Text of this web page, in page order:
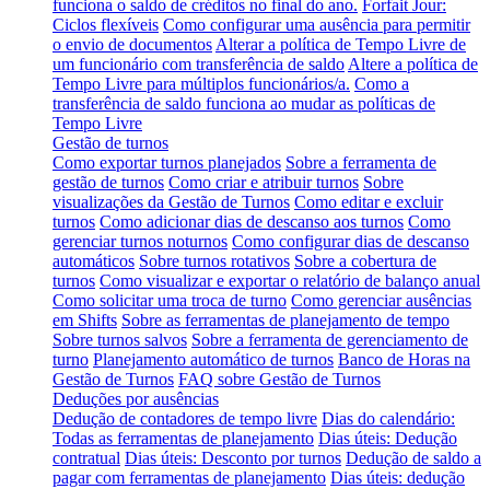
funciona o saldo de créditos no final do ano. Forfait Jour:
Ciclos flexíveis Como configurar uma ausência para permitir
o envio de documentos Alterar a política de Tempo Livre de
um funcionário com transferência de saldo Altere a política de
Tempo Livre para múltiplos funcionários/a. Como a
transferência de saldo funciona ao mudar as políticas de
Tempo Livre
Gestão de turnos
Como exportar turnos planejados Sobre a ferramenta de
gestão de turnos Como criar e atribuir turnos Sobre
visualizações da Gestão de Turnos Como editar e excluir
turnos Como adicionar dias de descanso aos turnos Como
gerenciar turnos noturnos Como configurar dias de descanso
automáticos Sobre turnos rotativos Sobre a cobertura de
turnos Como visualizar e exportar o relatório de balanço anual
Como solicitar uma troca de turno Como gerenciar ausências
em Shifts Sobre as ferramentas de planejamento de tempo
Sobre turnos salvos Sobre a ferramenta de gerenciamento de
turno Planejamento automático de turnos Banco de Horas na
Gestão de Turnos FAQ sobre Gestão de Turnos
Deduções por ausências
Dedução de contadores de tempo livre Dias do calendário:
Todas as ferramentas de planejamento Dias úteis: Dedução
contratual Dias úteis: Desconto por turnos Dedução de saldo a
pagar com ferramentas de planejamento Dias úteis: dedução